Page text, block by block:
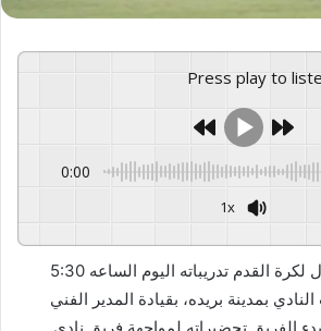
Press play to
0:00
1x
عاود فريق التعاون الاول لكرة القدم تدريباته اليوم الساعه 5:30
بمدينة بريده، بقيادة المدير الفني